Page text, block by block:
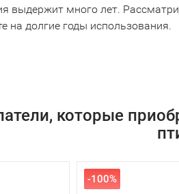
выдержит много лет.
на долгие годы использования.
которые
-100%